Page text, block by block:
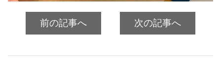
前の記事へ 次の記事へ